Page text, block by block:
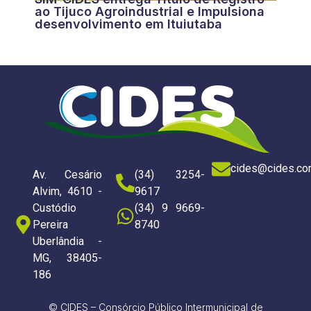
ao Tijuco Agroindustrial e Impulsiona
desenvolvimento em Ituiutaba
Av. Cesário
Alvim, 4610 -
Custódio
Pereira
Uberlândia -
MG, 38405-
186
(34) 3254-
9617
(34) 9 9669-
8740
© CIDES – Consórcio Público Intermunicipal de